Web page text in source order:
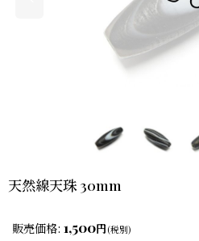
天然線天珠 30mm
販売価格: 1,500円(税別)